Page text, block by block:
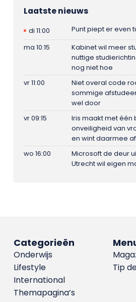
Laatste nieuws
di 11:00
Punt piept er even
ma 10:15
Kabinet wil meer
nuttige
nog niet hoe
vr 11:00
Niet overal code
sommige
wel door
vr 09:15
Iris maakt met één
onveiligheid van
en wint daarmee
wo 16:00
Microsoft de deur
Utrecht wil eigen
Tip
Categorieën
Onderwijs
Lifestyle
International
Themapagina’s